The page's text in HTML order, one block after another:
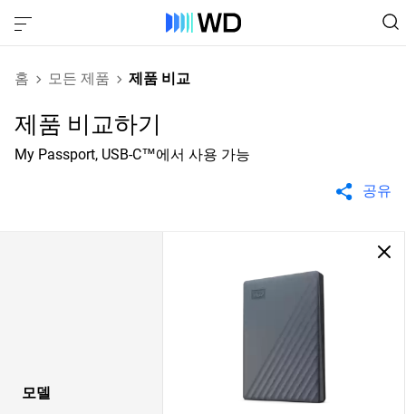
홈 모든 제품 제품 비교
제품 비교하기
My Passport, USB-C™에서 사용 가능
공유
모델